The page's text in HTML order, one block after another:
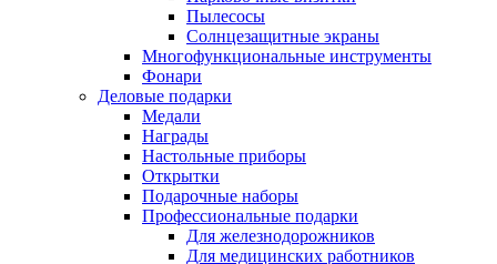
Пылесосы
Солнцезащитные экраны
Многофункциональные инструменты
Фонари
Деловые подарки
Медали
Награды
Настольные приборы
Открытки
Подарочные наборы
Профессиональные подарки
Для железнодорожников
Для медицинских работников